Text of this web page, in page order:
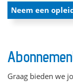
Neem een
Graag bieden we